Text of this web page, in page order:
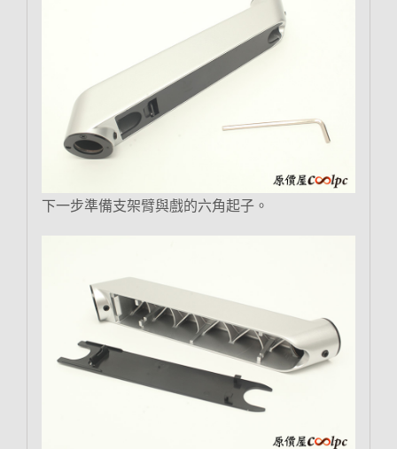
下一步準備支架臂與戲的六角起子。